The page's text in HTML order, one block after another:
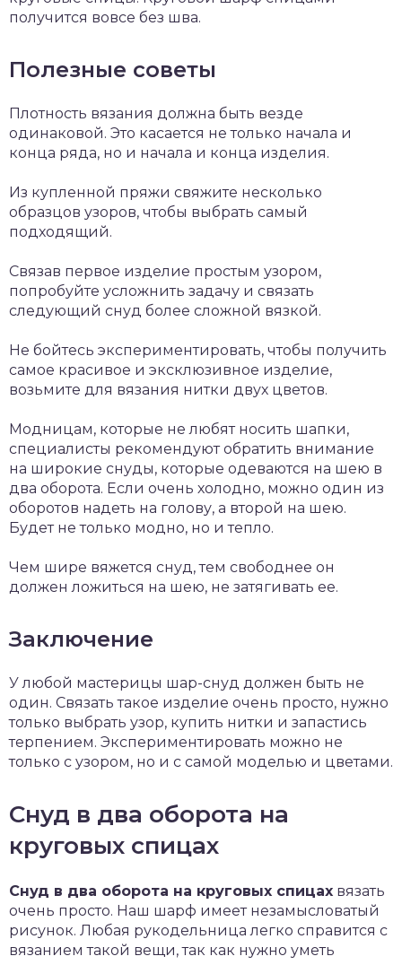
получится вовсе без шва.
Полезные советы
Плотность вязания должна быть везде
одинаковой. Это касается не только начала и
конца ряда, но и начала и конца изделия.
Из купленной пряжи свяжите несколько
образцов узоров, чтобы выбрать самый
подходящий.
Связав первое изделие простым узором,
попробуйте усложнить задачу и связать
следующий снуд более сложной вязкой.
Не бойтесь экспериментировать, чтобы получить
самое красивое и эксклюзивное изделие,
возьмите для вязания нитки двух цветов.
Модницам, которые не любят носить шапки,
специалисты рекомендуют обратить внимание
на широкие снуды, которые одеваются на шею в
два оборота. Если очень холодно, можно один из
оборотов надеть на голову, а второй на шею.
Будет не только модно, но и тепло.
Чем шире вяжется снуд, тем свободнее он
должен ложиться на шею, не затягивать ее.
Заключение
У любой мастерицы шар-снуд должен быть не
один. Связать такое изделие очень просто, нужно
только выбрать узор, купить нитки и запастись
терпением. Экспериментировать можно не
только с узором, но и с самой моделью и цветами.
Снуд в два оборота на
круговых спицах
Снуд в два оборота на круговых спицах вязать
очень просто. Наш шарф имеет незамысловатый
рисунок. Любая рукодельница легко справится с
вязанием такой вещи, так как нужно уметь